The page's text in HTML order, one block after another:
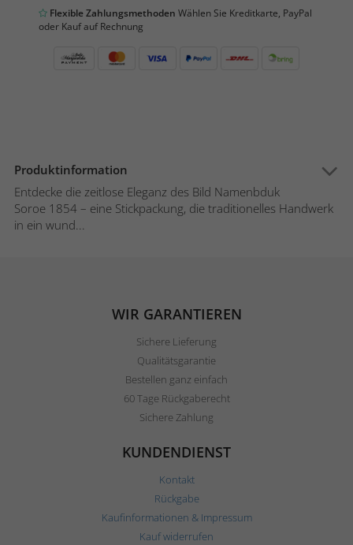
Flexible Zahlungsmethoden Wählen Sie Kreditkarte, PayPal
oder Kauf auf Rechnung
Produktinformation
Entdecke die zeitlose Eleganz des Bild Namenbduk
Soroe 1854 – eine Stickpackung, die traditionelles Handwerk
in ein wund...
WIR GARANTIEREN
Sichere Lieferung
Qualitätsgarantie
Bestellen ganz einfach
60 Tage Rückgaberecht
Sichere Zahlung
KUNDENDIENST
Kontakt
Rückgabe
Kaufinformationen & Impressum
Kauf widerrufen